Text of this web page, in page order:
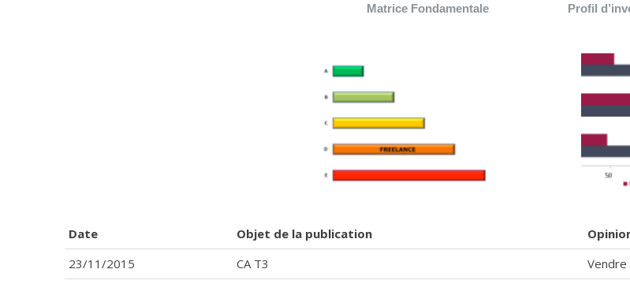
Matrice Fondamentale Profil
Date Objet de la publication
23/11/2015
CA T3 Vendre